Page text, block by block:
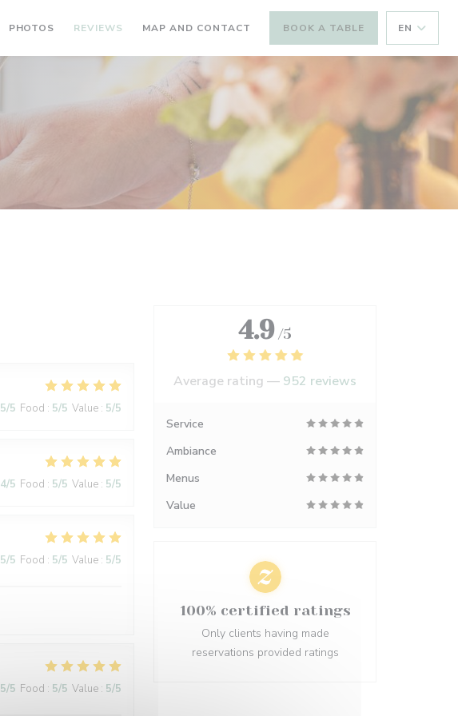
PHOTOS REVIEWS MAP AND CONTACT BOOK A TABLE EN
5/5 Food : 5/5 Value : 5/5
4/5 Food : 5/5 Value : 5/5
5/5 Food : 5/5 Value : 5/5
5/5 Food : 5/5 Value : 5/5
4.9 /5
Average rating — 952 reviews
Service
Ambiance
Menus
Value
100% certified ratings
Only clients having made
reservations provided ratings